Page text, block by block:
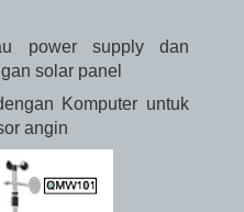
power supply dan
solar panel
Komputer untuk
angin